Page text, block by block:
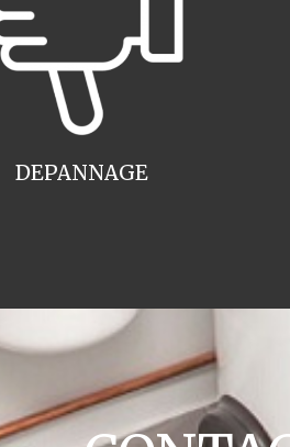
DEPANNAGE